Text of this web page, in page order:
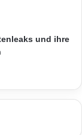
und ihre